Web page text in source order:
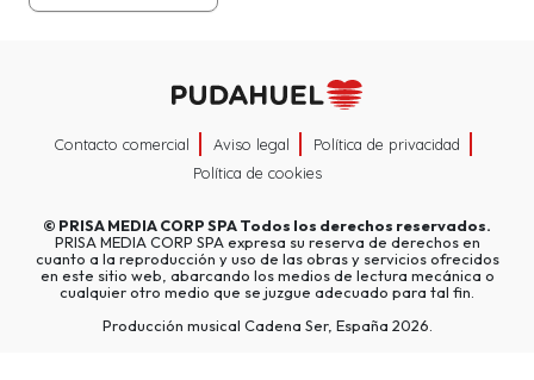
Contacto comercial Aviso legal
Política de privacidad
Política de cookies
© PRISA MEDIA CORP SPATodos los derechos reservados.
PRISA MEDIA CORP SPA expresa su reserva de derechos en
cuanto a la reproducción y uso de las obras y servicios ofrecidos
en este sitio web, abarcando los medios de lectura mecánica o
cualquier otro medio que se juzgue adecuado para tal fin.
Producción musical Cadena Ser, España 2026.